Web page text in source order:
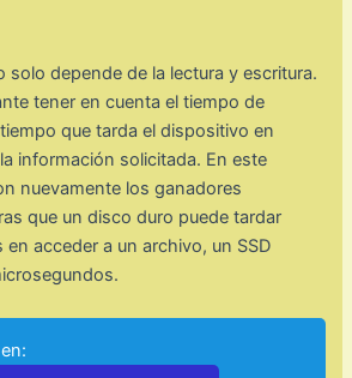
solo depende de la lectura y escritura.
tener en cuenta el tiempo de
que tarda el dispositivo en
información solicitada. En este
nuevamente los ganadores
que un disco duro puede tardar
acceder a un archivo, un SSD